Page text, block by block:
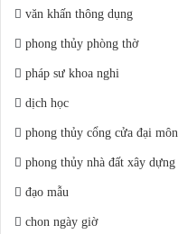
văn khấn thông dụng
phong thủy phòng thờ
pháp sư khoa nghi
dịch học
phong thủy cổng cửa đại
phong thủy nhà đất xây dựng
đạo mẫu
chon ngày giờ